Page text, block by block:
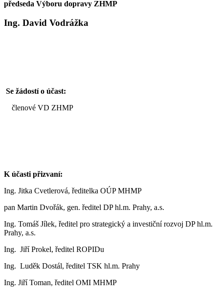
předseda Výboru dopravy ZHMP
Ing. David Vodrážka
Se žádostí o účast:
členové VD ZHMP
K účasti přizvaní:
Ing. Jitka Cvetlerová, ředitelka OÚP MHMP
pan Martin Dvořák, gen. ředitel DP hl.m. Prahy, a.s.
Ing. Tomáš Jílek, ředitel pro strategický a investiční rozvoj DP hl.m.
Prahy, a.s.
Ing. Jiří Prokel, ředitel ROPIDu
Ing. Luděk Dostál, ředitel TSK hl.m. Prahy
Ing. Jiří Toman, ředitel OMI MHMP